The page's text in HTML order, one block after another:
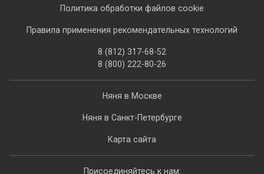
Няня в Москве
Няня в Санкт-Петербурге
Карта сайта
Политика обработки файлов cookie
Правила применения рекомендательных технологий
8 (812) 317-68-52
8 (800) 222-80-26
Присоединяйтесь к нам: